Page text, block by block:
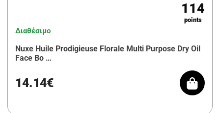
114
points
Διαθέσιμο
Nuxe Huile Prodigieuse Florale Multi Purpose Dry Oil
Face Bo …
14.14€